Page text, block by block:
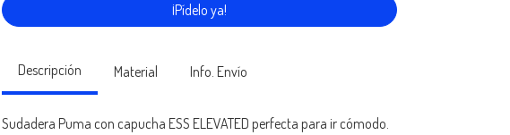
¡Pídelo ya!
Descripción Material Info. Envío
Sudadera Puma con capucha ESS ELEVATED perfecta para ir cómodo.